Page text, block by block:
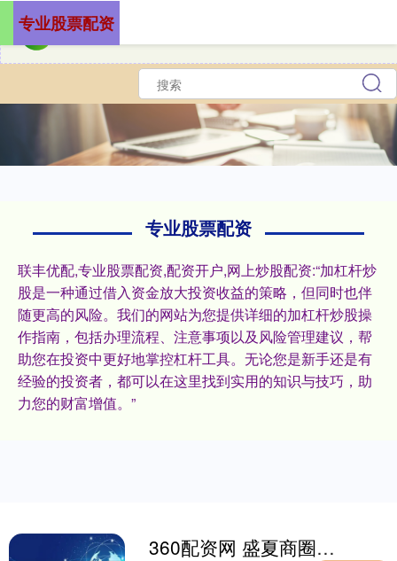
专业股票配资
联丰优配,专业股票配资,配资开户,网上炒股配资:“加杠杆炒
股是一种通过借入资金放大投资收益的策略，但同时也伴
随更高的风险。我们的网站为您提供详细的加杠杆炒股操
作指南，包括办理流程、注意事项以及风险管理建议，帮
助您在投资中更好地掌控杠杆工具。无论您是新手还是有
经验的投资者，都可以在这里找到实用的知识与技巧，助
力您的财富增值。”
专业股票配资
360配资网 盛夏商圈聚商机，陆家嘴携手九万里学院开启新消费产业对话